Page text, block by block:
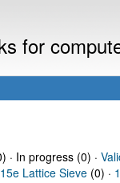
for
· In progress (0) ·
15e Lattice Sieve (0) ·